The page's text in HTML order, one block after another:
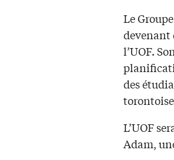
Le
devenant
l’UOF.
des
L’UOF
Adam,